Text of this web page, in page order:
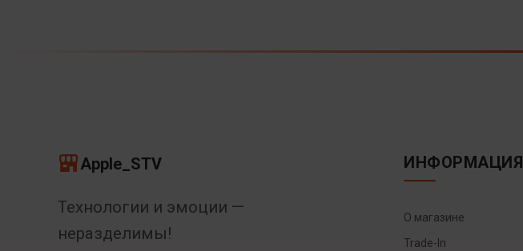
Apple_STV
Технологии и эмоции —
неразделимы!
ИНФОРМАЦИЯ
О магазине
Trade-In